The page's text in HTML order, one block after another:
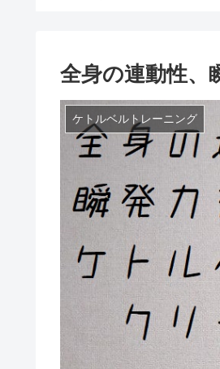
全身の連動性、
ケトルベルトレーニング